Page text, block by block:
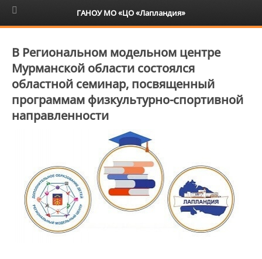
6+
В Региональном модельном центре
Мурманской области состоялся
областной семинар, посвященный
программам физкультурно-спортивной
направленности
ГАНОУ МО «ЦО «Лапландия»